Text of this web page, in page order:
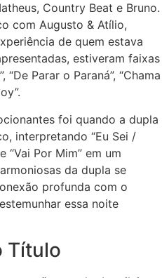
Country Beat e Bruno.
com Augusto & Atílio,
de quem estava
estiveram faixas
Parar o Paraná”, “Chama
foi quando a dupla
interpretando “Eu Sei /
“Vai Por Mim” em um
da dupla se
profunda com o
essa noite
Título